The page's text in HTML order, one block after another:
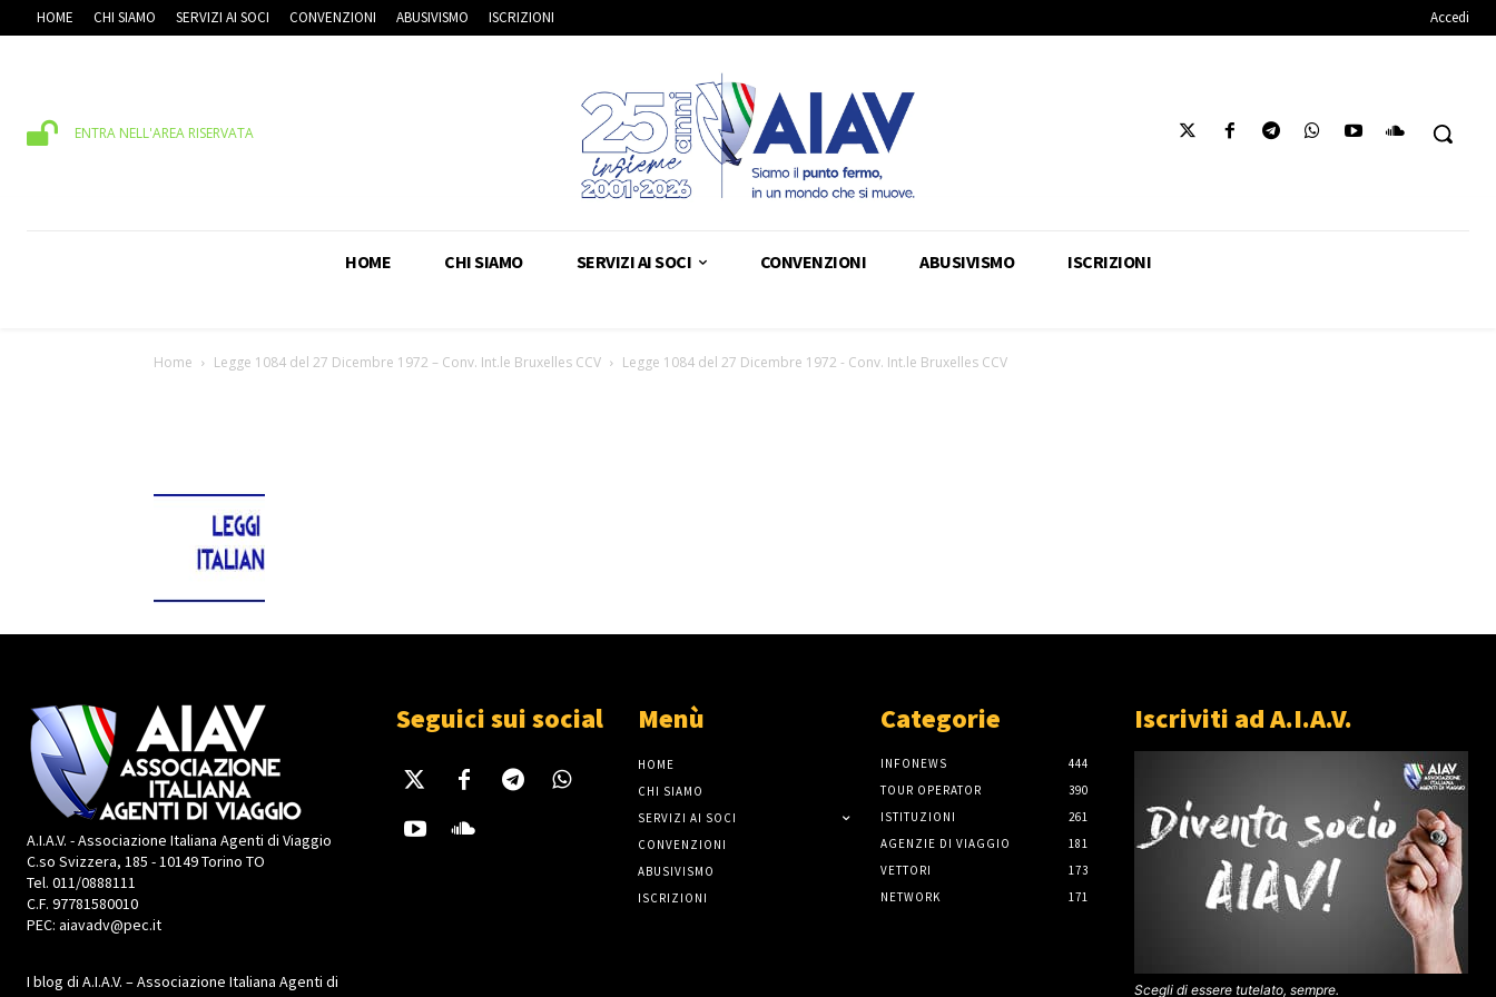
HOME CHI SIAMO SERVIZI AI SOCI CONVENZIONI ABUSIVISMO ISCRIZIONI Accedi
ENTRA NELL'AREA RISERVATA
HOME CHI SIAMO SERVIZI AI SOCI CONVENZIONI ABUSIVISMO ISCRIZIONI
Home Legge 1084 del 27 Dicembre 1972 – Conv. Int.le Bruxelles CCV Legge 1084 del 27 Dicembre 1972 - Conv. Int.le Bruxelles CCV
A.I.A.V. - Associazione Italiana Agenti di Viaggio
C.so Svizzera, 185 - 10149 Torino TO
Tel. 011/0888111
C.F. 97781580010
PEC: aiavadv@pec.it
I blog di A.I.A.V. – Associazione Italiana Agenti di
Seguici sui social Menù
HOME
CHI SIAMO
SERVIZI AI SOCI
CONVENZIONI
ABUSIVISMO
ISCRIZIONI
Categorie
INFONEWS
444
TOUR OPERATOR
390
ISTITUZIONI
261
AGENZIE DI VIAGGIO
181
VETTORI
173
NETWORK
171
Iscriviti ad A.I.A.V.
Scegli di essere tutelato, sempre.